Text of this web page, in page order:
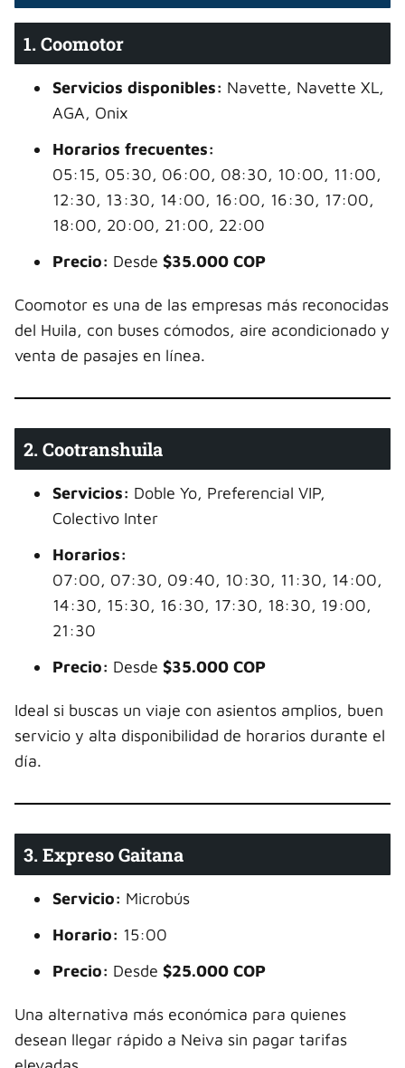
1. Coomotor
Servicios disponibles: Navette, Navette XL,
AGA, Onix
Horarios frecuentes:
05:15, 05:30, 06:00, 08:30, 10:00, 11:00,
12:30, 13:30, 14:00, 16:00, 16:30, 17:00,
18:00, 20:00, 21:00, 22:00
Precio: Desde $35.000 COP
Coomotor es una de las empresas más reconocidas
del Huila, con buses cómodos, aire acondicionado y
venta de pasajes en línea.
2. Cootranshuila
Servicios: Doble Yo, Preferencial VIP,
Colectivo Inter
Horarios:
07:00, 07:30, 09:40, 10:30, 11:30, 14:00,
14:30, 15:30, 16:30, 17:30, 18:30, 19:00,
21:30
Precio: Desde $35.000 COP
Ideal si buscas un viaje con asientos amplios, buen
servicio y alta disponibilidad de horarios durante el
día.
3. Expreso Gaitana
Servicio: Microbús
Horario: 15:00
Precio: Desde $25.000 COP
Una alternativa más económica para quienes
desean llegar rápido a Neiva sin pagar tarifas